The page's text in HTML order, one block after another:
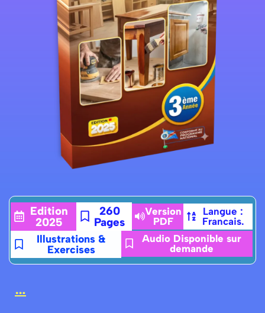
Edition
2025
260
Pages
Version
PDF
Langue :
Francais.
Illustrations &
Exercises
Audio Disponible sur
demande
…